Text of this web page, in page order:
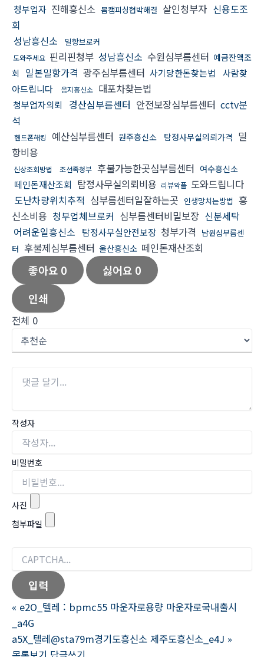
청부업자 진해흥신소 몸캠피싱협박해결 살인청부자 신용도조
회
성남흥신소
밀항브로커
도와주세요 핀리핀청부 성남흥신소 수원심부름센터 예금잔액조
회
일본밀항가격 광주심부름센터 사기당한돈찾는법
사람찾
아드립니다
음지흥신소 대포차찾는법
청부업자의뢰 경산심부름센터 안전보장심부름센터 cctv분
석
핸드폰해킹 예산심부름센터 원주흥신소 탐정사무실의뢰가격 밀
항비용
신상조회방법 조선족청부 후불가능한곳심부름센터 여수흥신소
떼인돈재산조회 탐정사무실의뢰비용 리뷰악플 도와드립니다
도난차량위치추적 심부름센터일잘하는곳 인생망치는방법 흥
신소비용 청부업체브로커 심부름센터비밀보장 신분세탁
어려운일흥신소
탐정사무실안전보장 청부가격
남원심부름센
터 후불제심부름센터 울산흥신소 떼인돈재산조회
좋아요 0 싫어요 0
인쇄
전체 0
작성자
비밀번호
사진
첨부파일
« e2O_텔레 : bpmc55 마운자로용량 마운자로국내출시
_a4G
a5X_텔레@sta79m경기도흥신소 제주도흥신소_e4J »